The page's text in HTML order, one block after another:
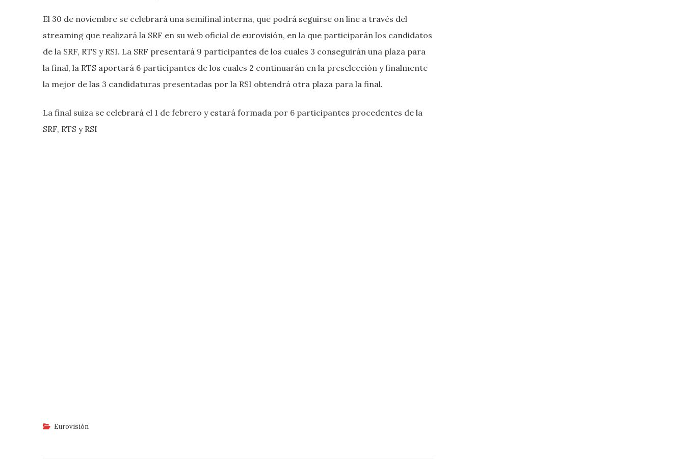
El 30 de noviembre se celebrará una semifinal interna, que podrá seguirse on line a través del
streaming que realizará la SRF en su web oficial de eurovisión, en la que participarán los candidatos
de la SRF, RTS y RSI. La SRF presentará 9 participantes de los cuales 3 conseguirán una plaza para
la final, la RTS aportará 6 participantes de los cuales 2 continuarán en la preselección y finalmente
la mejor de las 3 candidaturas presentadas por la RSI obtendrá otra plaza para la final.
La final suiza se celebrará el 1 de febrero y estará formada por 6 participantes procedentes de la
SRF, RTS y RSI
Eurovisión